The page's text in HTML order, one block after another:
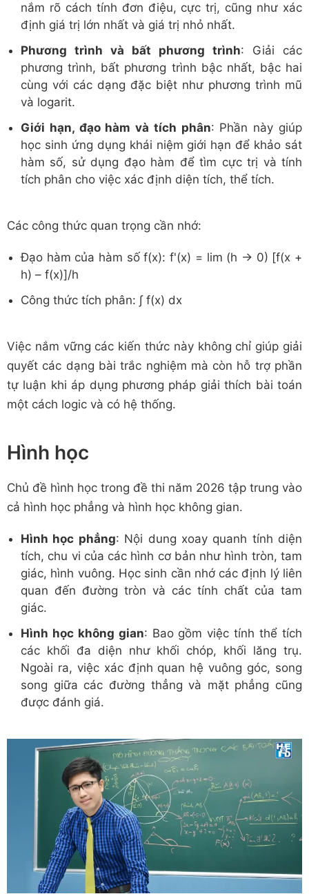
nắm rõ cách tính đơn điệu, cực trị, cũng như xác
định giá trị lớn nhất và giá trị nhỏ nhất.
Phương trình và bất phương trình: Giải các
phương trình, bất phương trình bậc nhất, bậc hai
cùng với các dạng đặc biệt như phương trình mũ
và logarit.
Giới hạn, đạo hàm và tích phân: Phần này giúp
học sinh ứng dụng khái niệm giới hạn để khảo sát
hàm số, sử dụng đạo hàm để tìm cực trị và tính
tích phân cho việc xác định diện tích, thể tích.
Các công thức quan trọng cần nhớ:
Đạo hàm của hàm số f(x): f'(x) = lim (h → 0) [f(x +
h) – f(x)]/h
Công thức tích phân: ∫ f(x) dx
Việc nắm vững các kiến thức này không chỉ giúp giải
quyết các dạng bài trắc nghiệm mà còn hỗ trợ phần
tự luận khi áp dụng phương pháp giải thích bài toán
một cách logic và có hệ thống.
Hình học
Chủ đề hình học trong đề thi năm 2026 tập trung vào
cả hình học phẳng và hình học không gian.
Hình học phẳng: Nội dung xoay quanh tính diện
tích, chu vi của các hình cơ bản như hình tròn, tam
giác, hình vuông. Học sinh cần nhớ các định lý liên
quan đến đường tròn và các tính chất của tam
giác.
Hình học không gian: Bao gồm việc tính thể tích
các khối đa diện như khối chóp, khối lăng trụ.
Ngoài ra, việc xác định quan hệ vuông góc, song
song giữa các đường thẳng và mặt phẳng cũng
được đánh giá.